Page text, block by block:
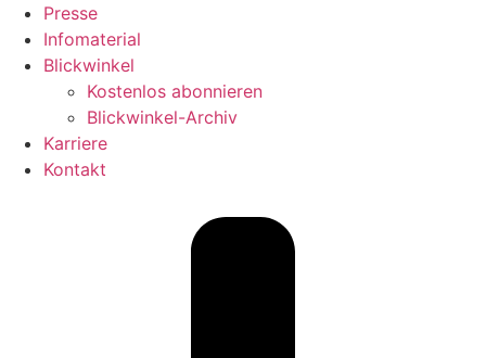
Presse
Infomaterial
Blickwinkel
Kostenlos abonnieren
Blickwinkel-Archiv
Karriere
Kontakt